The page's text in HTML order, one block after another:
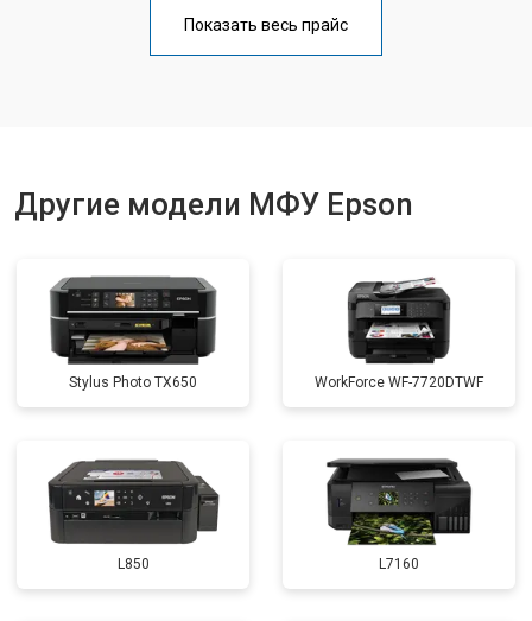
от 3500 ₽
Показать весь прайс
Другие модели МФУ Epson
Stylus Photo TX650 WorkForce WF-7720DTWF
L850 L7160